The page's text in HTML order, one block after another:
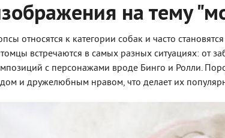
на тему
относятся к категории собак и часто
встречаются в самых разных ситуациях: от
с персонажами вроде Бинго и Ролли.
и дружелюбным нравом, что делает их